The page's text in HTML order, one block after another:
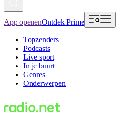
App openenOntdek Prime
Topzenders
Podcasts
Live sport
In je buurt
Genres
Onderwerpen